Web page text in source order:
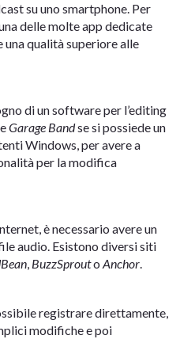
su uno smartphone. Per
delle molte app dedicate
qualità superiore alle
di un software per l’editing
Garage Bandse si possiede un
Windows, per avere a
per la modifica
è necessario avere un
audio. Esistono diversi siti
, BuzzSprouto Anchor.
registrare direttamente,
modifiche e poi